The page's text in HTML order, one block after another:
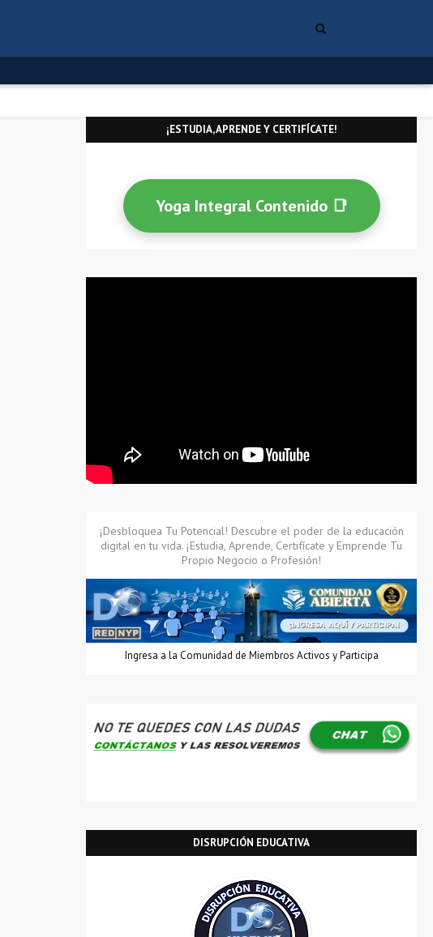
¡ESTUDIA, APRENDE Y CERTIFÍCATE!
Yoga Integral Contenido 📑
¡Desbloquea Tu Potencial! Descubre el poder de la educación
digital en tu vida. ¡Estudia, Aprende, Certifícate y Emprende Tu
Propio Negocio o Profesión!
Ingresa a la Comunidad de Miembros Activos y Participa
DISRUPCIÓN EDUCATIVA